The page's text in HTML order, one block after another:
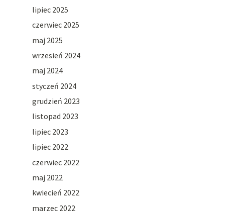
lipiec 2025
czerwiec 2025
maj 2025
wrzesień 2024
maj 2024
styczeń 2024
grudzień 2023
listopad 2023
lipiec 2023
lipiec 2022
czerwiec 2022
maj 2022
kwiecień 2022
marzec 2022